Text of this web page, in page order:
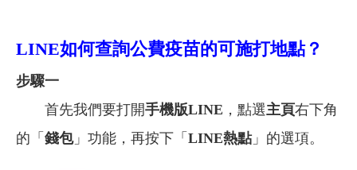
LINE如何查詢公費疫苗的可施打地點？
步驟一
首先我們要打開手機版LINE ，點選主頁右下角
的「 錢包」功能，再按下「 LINE熱點」的選項。